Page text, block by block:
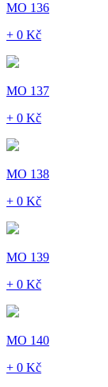
MO 136
+ 0 Kč
MO 137
+ 0 Kč
MO 138
+ 0 Kč
MO 139
+ 0 Kč
MO 140
+ 0 Kč